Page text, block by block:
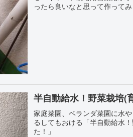
ったら良いなと思って作って
半自動給水！野菜栽培(
家庭菜園、ベランダ菜園に水
るしてもおける「半自動給水
た！」